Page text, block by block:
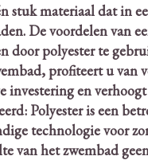
stuk materiaal dat in
De voordelen van
door polyester te
profiteert u van
en
Polyester is een
technologie voor
van het zwembad